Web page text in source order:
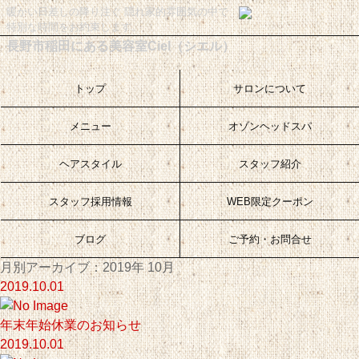
暖かい日差しの降り注ぐ 隠れ家的雰囲気の中で
特別な時間をお約束します。
長野市稲田にある美容室Ciel（シエル）
トップ サロンについて
メニュー オゾンヘッドスパ
ヘアスタイル スタッフ紹介
スタッフ採用情報 WEB限定クーポン
ブログ ご予約・お問合せ
月別アーカイブ：2019年 10月
2019.10.01
年末年始休業のお知らせ
2019.10.01